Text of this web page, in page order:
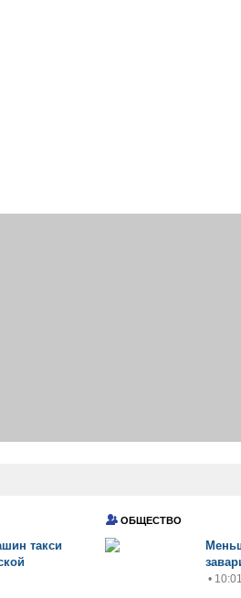
такси
ОБЩЕСТВО
• 10:01